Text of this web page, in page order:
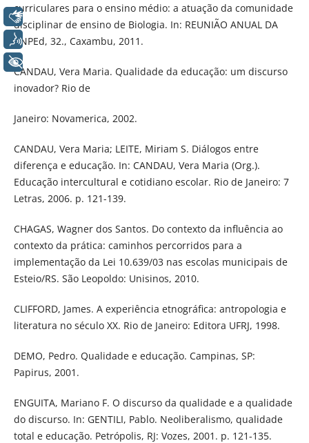
curriculares para o ensino médio: a atuação da comunidade
disciplinar de ensino de Biologia. In: REUNIÃO ANUAL DA
ANPEd, 32., Caxambu, 2011.
CANDAU, Vera Maria. Qualidade da educação: um discurso
inovador? Rio de
Janeiro: Novamerica, 2002.
CANDAU, Vera Maria; LEITE, Miriam S. Diálogos entre
diferença e educação. In: CANDAU, Vera Maria (Org.).
Educação intercultural e cotidiano escolar. Rio de Janeiro: 7
Letras, 2006. p. 121-139.
CHAGAS, Wagner dos Santos. Do contexto da inﬂuência ao
contexto da prática: caminhos percorridos para a
implementação da Lei 10.639/03 nas escolas municipais de
Esteio/RS. São Leopoldo: Unisinos, 2010.
CLIFFORD, James. A experiência etnográﬁca: antropologia e
literatura no século XX. Rio de Janeiro: Editora UFRJ, 1998.
DEMO, Pedro. Qualidade e educação. Campinas, SP:
Papirus, 2001.
ENGUITA, Mariano F. O discurso da qualidade e a qualidade
do discurso. In: GENTILI, Pablo. Neoliberalismo, qualidade
total e educação. Petrópolis, RJ: Vozes, 2001. p. 121-135.
Voz